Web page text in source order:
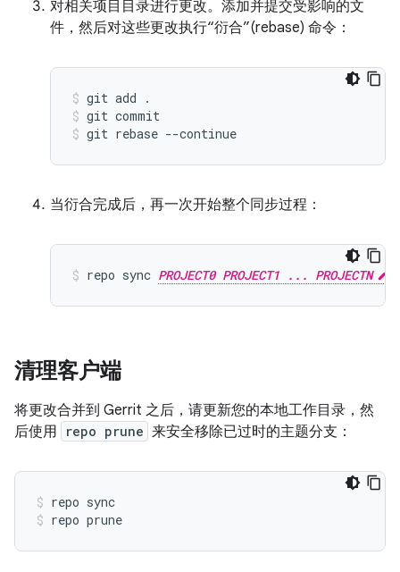
对相关项目目录进行更改。添加并提交受影响的文
件，然后对这些更改执行“衍合”(rebase) 命令：
git add .
git commit
git rebase --continue
当衍合完成后，再一次开始整个同步过程：
repo sync PROJECT0 PROJECT1 ... PROJECTN
清理客户端
将更改合并到 Gerrit 之后，请更新您的本地工作目录，然
后使用
repo prune 来安全移除已过时的主题分支：
repo sync
repo prune